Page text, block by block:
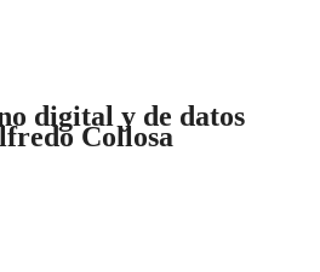
digital y de datos
Collosa